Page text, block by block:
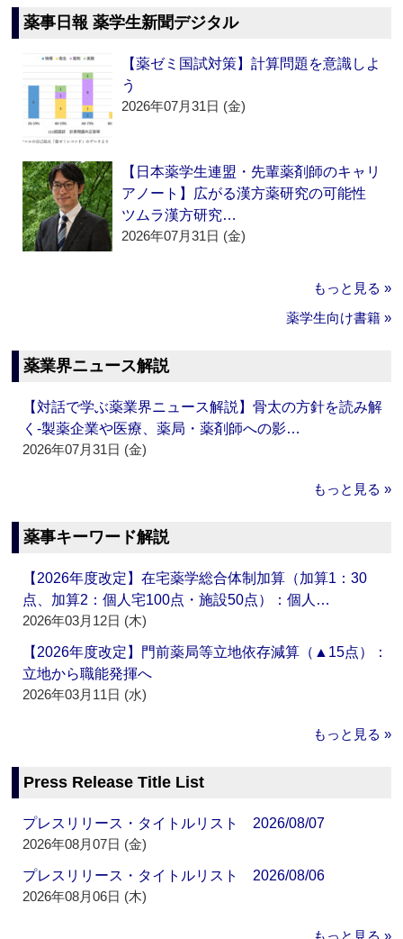
薬事日報 薬学生新聞デジタル
【薬ゼミ国試対策】計算問題を意識しよ
う
2026年07月31日 (金)
【日本薬学生連盟・先輩薬剤師のキャリ
アノート】広がる漢方薬研究の可能性
ツムラ漢方研究…
2026年07月31日 (金)
もっと見る »
薬学生向け書籍 »
薬業界ニュース解説
【対話で学ぶ薬業界ニュース解説】骨太の方針を読み解
く‐製薬企業や医療、薬局・薬剤師への影…
2026年07月31日 (金)
もっと見る »
薬事キーワード解説
【2026年度改定】在宅薬学総合体制加算（加算1：30
点、加算2：個人宅100点・施設50点）：個人…
2026年03月12日 (木)
【2026年度改定】門前薬局等立地依存減算（▲15点）：
立地から職能発揮へ
2026年03月11日 (水)
もっと見る »
Press Release Title List
プレスリリース・タイトルリスト 2026/08/07
2026年08月07日 (金)
プレスリリース・タイトルリスト 2026/08/06
2026年08月06日 (木)